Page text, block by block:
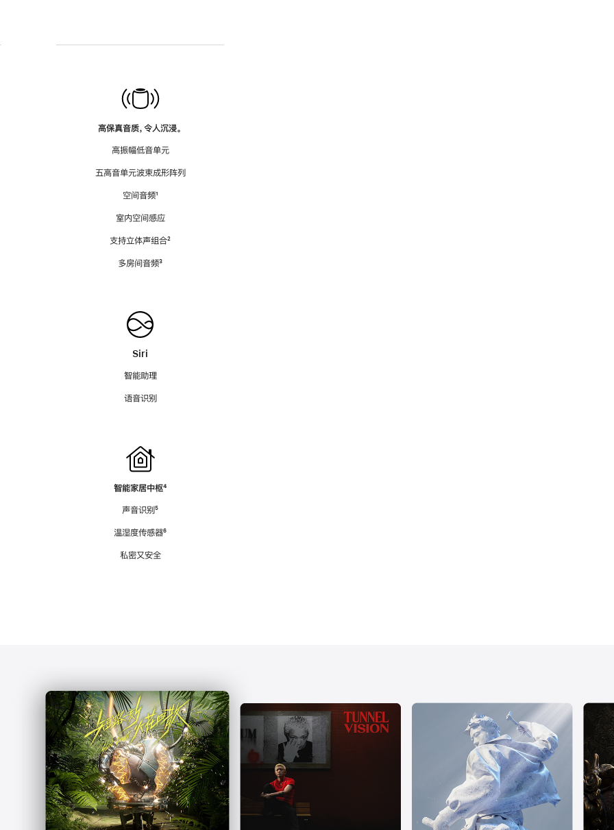
高保真音质，令人沉浸。
高振幅低音单元
五高音单元波束成形阵列
空间音频脚
¹
室内空间感应
支持立体声组合脚
²
多房间音频脚
³
Siri
智能助理
语音识别
智能家居中枢脚
⁴
声音识别脚
⁵
温湿度传感器脚
⁶
私密又安全